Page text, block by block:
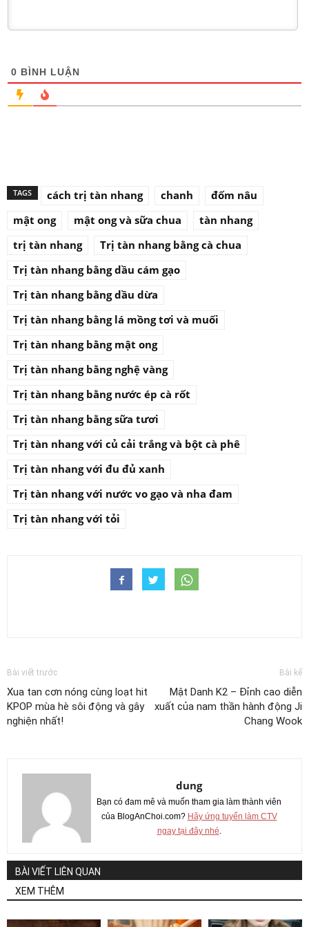
0 BÌNH LUẬN
TAGS cách trị tàn nhang chanh
đốm nâu
mật ong
mật ong và sữa chua
tàn nhang
trị tàn nhang
Trị tàn nhang bằng cà chua
Trị tàn nhang bằng dầu cám gạo
Trị tàn nhang bằng dầu dừa
Trị tàn nhang bằng lá mồng tơi và muối
Trị tàn nhang bằng mật ong
Trị tàn nhang bằng nghệ vàng
Trị tàn nhang bằng nước ép cà rốt
Trị tàn nhang bằng sữa tươi
Trị tàn nhang với củ cải trắng và bột cà phê
Trị tàn nhang với đu đủ xanh
Trị tàn nhang với nước vo gạo và nha đam
Trị tàn nhang với tỏi
Bài viết trước
Xua tan cơn nóng cùng loạt hit
KPOP mùa hè sôi động và gây
nghiện nhất!
Bài kế
Mật Danh K2 – Đỉnh cao diễn
xuất của nam thần hành động Ji
Chang Wook
dung
Bạn có đam mê và muốn tham gia làm thành viên
của BlogAnChoi.com? Hãy ứng tuyển làm CTV
ngay tại đây nhé.
BÀI VIẾT LIÊN QUAN
XEM THÊM